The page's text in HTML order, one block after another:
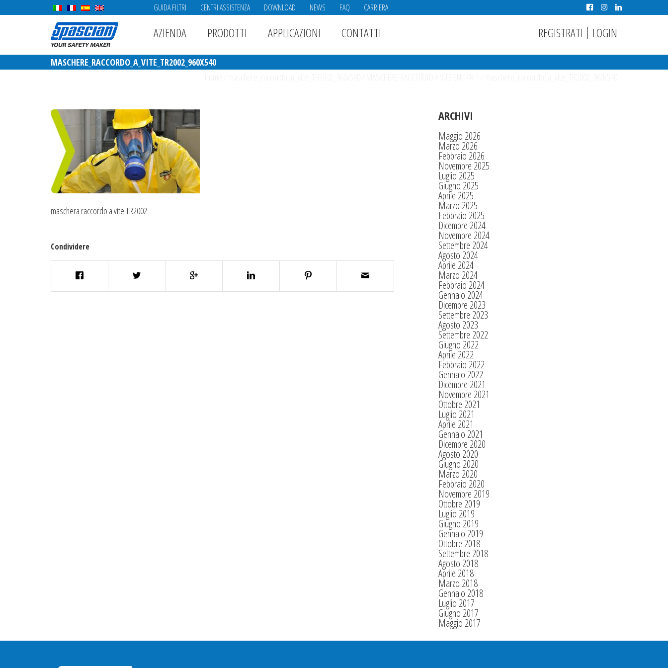
GUIDA FILTRI CENTRI ASSISTENZA DOWNLOAD NEWS FAQ CARRIERA
AZIENDA PRODOTTI APPLICAZIONI CONTATTI REGISTRATI | LOGIN
MASCHERE_RACCORDO_A_VITE_TR2002_960X540
maschera raccordo a vite TR2002
Condividere
ARCHIVI
Maggio 2026
Marzo 2026
Febbraio 2026
Novembre 2025
Luglio 2025
Giugno 2025
Aprile 2025
Marzo 2025
Febbraio 2025
Dicembre 2024
Novembre 2024
Settembre 2024
Agosto 2024
Aprile 2024
Marzo 2024
Febbraio 2024
Gennaio 2024
Dicembre 2023
Settembre 2023
Agosto 2023
Settembre 2022
Giugno 2022
Aprile 2022
Febbraio 2022
Gennaio 2022
Dicembre 2021
Novembre 2021
Ottobre 2021
Luglio 2021
Aprile 2021
Gennaio 2021
Dicembre 2020
Agosto 2020
Giugno 2020
Marzo 2020
Febbraio 2020
Novembre 2019
Ottobre 2019
Luglio 2019
Giugno 2019
Gennaio 2019
Ottobre 2018
Settembre 2018
Agosto 2018
Aprile 2018
Marzo 2018
Gennaio 2018
Luglio 2017
Giugno 2017
Maggio 2017